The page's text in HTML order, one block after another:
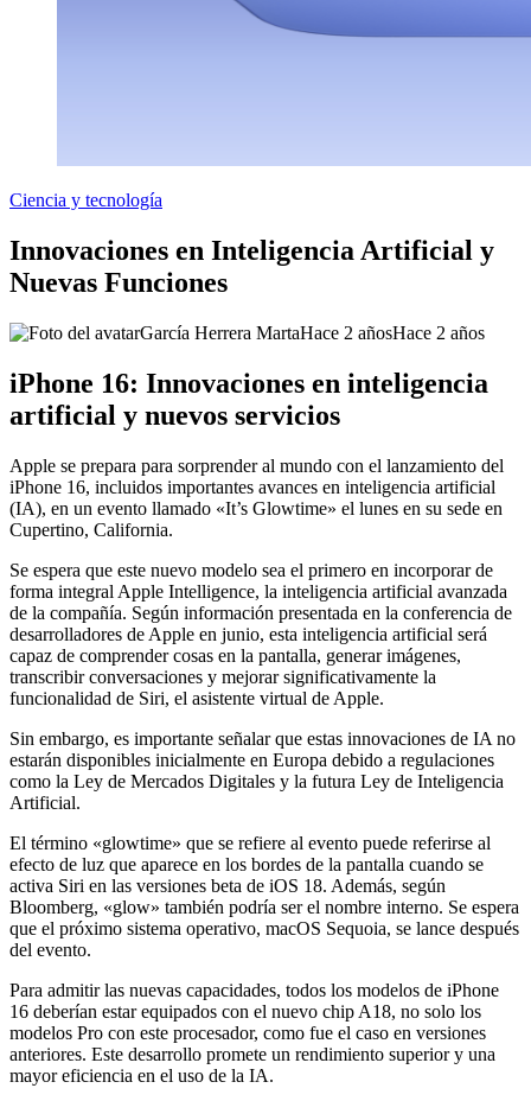
Ciencia y tecnología
Innovaciones en Inteligencia Artificial y
Nuevas Funciones
García Herrera MartaHace 2 añosHace 2 años
iPhone 16: Innovaciones en inteligencia
artificial y nuevos servicios
Apple se prepara para sorprender al mundo con el lanzamiento del
iPhone 16, incluidos importantes avances en inteligencia artificial
(IA), en un evento llamado «It’s Glowtime» el lunes en su sede en
Cupertino, California.
Se espera que este nuevo modelo sea el primero en incorporar de
forma integral Apple Intelligence, la inteligencia artificial avanzada
de la compañía. Según información presentada en la conferencia de
desarrolladores de Apple en junio, esta inteligencia artificial será
capaz de comprender cosas en la pantalla, generar imágenes,
transcribir conversaciones y mejorar significativamente la
funcionalidad de Siri, el asistente virtual de Apple.
Sin embargo, es importante señalar que estas innovaciones de IA no
estarán disponibles inicialmente en Europa debido a regulaciones
como la Ley de Mercados Digitales y la futura Ley de Inteligencia
Artificial.
El término «glowtime» que se refiere al evento puede referirse al
efecto de luz que aparece en los bordes de la pantalla cuando se
activa Siri en las versiones beta de iOS 18. Además, según
Bloomberg, «glow» también podría ser el nombre interno. Se espera
que el próximo sistema operativo, macOS Sequoia, se lance después
del evento.
Para admitir las nuevas capacidades, todos los modelos de iPhone
16 deberían estar equipados con el nuevo chip A18, no solo los
modelos Pro con este procesador, como fue el caso en versiones
anteriores. Este desarrollo promete un rendimiento superior y una
mayor eficiencia en el uso de la IA.